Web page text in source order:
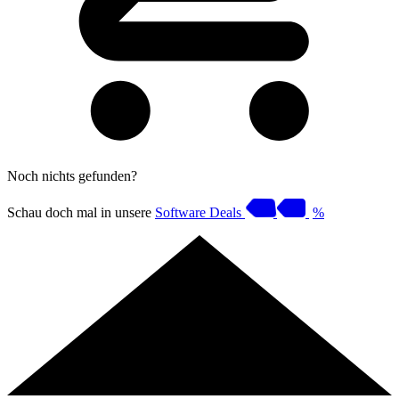
Noch nichts gefunden?
Schau doch mal in unsere Software Deals %